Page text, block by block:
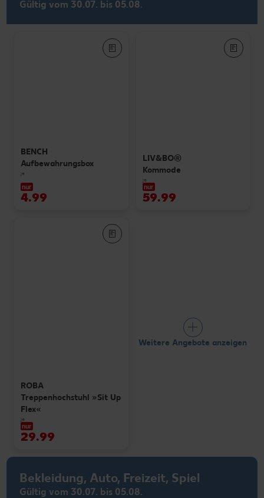
Gültig vom 30.07. bis 05.08.
BENCH
Aufbewahrungsbox
je
nur
4.99
LIV&BO®
Kommode
je
nur
59.99
ROBA
Treppenhochstuhl »Sit Up
Flex«
je
nur
29.99
Weitere Angebote anzeigen
Bekleidung, Auto, Freizeit, Spiel
Gültig vom 30.07. bis 05.08.